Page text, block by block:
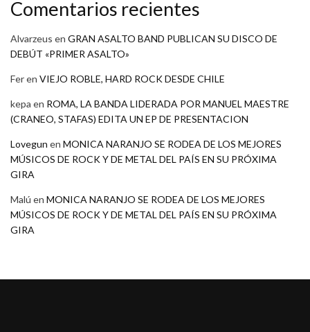
Comentarios recientes
Alvarzeus en GRAN ASALTO BAND PUBLICAN SU DISCO DE
DEBÚT «PRIMER ASALTO»
Feren VIEJO ROBLE, HARD ROCK DESDE CHILE
kepa en ROMA, LA BANDA LIDERADA POR MANUEL MAESTRE
(CRANEO, STAFAS) EDITA UN EP DE PRESENTACION
Lovegun en MONICA NARANJO SE RODEA DE LOS MEJORES
MÚSICOS DE ROCK Y DE METAL DEL PAÍS EN SU PRÓXIMA
GIRA
Malú en MONICA NARANJO SE RODEA DE LOS MEJORES
MÚSICOS DE ROCK Y DE METAL DEL PAÍS EN SU PRÓXIMA
GIRA